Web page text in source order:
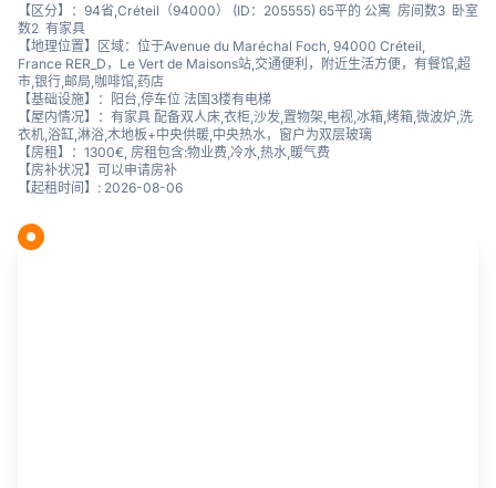
【区分】：94省,Créteil（94000） (ID：205555) 65平的 公寓 房间数3 卧室
数2 有家具
【地理位置】区域：位于Avenue du Maréchal Foch, 94000 Créteil,
France RER_D，Le Vert de Maisons站,交通便利，附近生活方便，有餐馆,超
市,银行,邮局,咖啡馆,药店
【基础设施】：阳台,停车位 法国3楼有电梯
【屋内情况】：有家具 配备双人床,衣柜,沙发,置物架,电视,冰箱,烤箱,微波炉,洗
衣机,浴缸,淋浴,木地板+中央供暖,中央热水，窗户为双层玻璃
【房租】：1300€, 房租包含:物业费,冷水,热水,暖气费
【房补状况】可以申请房补
【起租时间】: 2026-08-06